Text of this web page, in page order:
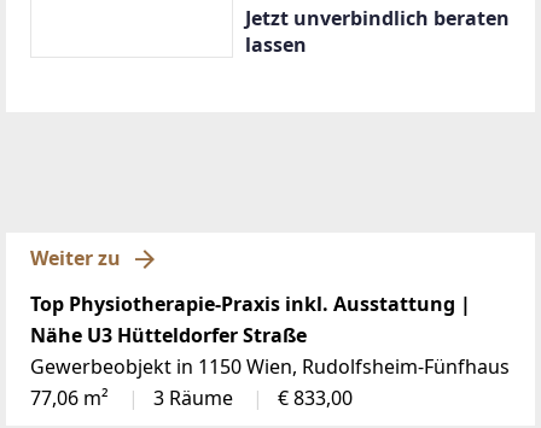
Jetzt unverbindlich beraten
lassen
Weiter zu
Top Physiotherapie-Praxis inkl. Ausstattung |
Nähe U3 Hütteldorfer Straße
Gewerbeobjekt in 1150 Wien, Rudolfsheim-Fünfhaus
77,06 m²
3 Räume € 833,00